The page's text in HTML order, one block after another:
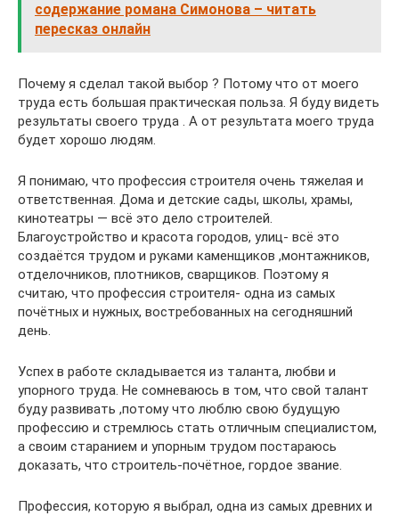
содержание романа Симонова – читать
пересказ онлайн
Почему я сделал такой выбор ? Потому что от моего
труда есть большая практическая польза. Я буду видеть
результаты своего труда . А от результата моего труда
будет хорошо людям.
Я понимаю, что профессия строителя очень тяжелая и
ответственная. Дома и детские сады, школы, храмы,
кинотеатры — всё это дело строителей.
Благоустройство и красота городов, улиц- всё это
создаётся трудом и руками каменщиков ,монтажников,
отделочников, плотников, сварщиков. Поэтому я
считаю, что профессия строителя- одна из самых
почётных и нужных, востребованных на сегодняшний
день.
Успех в работе складывается из таланта, любви и
упорного труда. Не сомневаюсь в том, что свой талант
буду развивать ,потому что люблю свою будущую
профессию и стремлюсь стать отличным специалистом,
а своим старанием и упорным трудом постараюсь
доказать, что строитель-почётное, гордое звание.
Профессия, которую я выбрал, одна из самых древних и